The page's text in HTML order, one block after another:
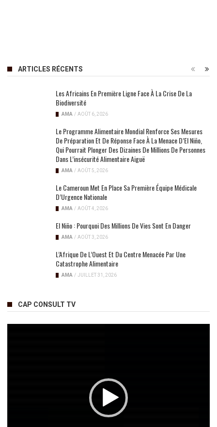
ARTICLES RÉCENTS
Les Africains En Première Ligne Face À La Crise De La
Biodiversité
AMA / AOÛT 6, 2026
Le Programme Alimentaire Mondial Renforce Ses Mesures
De Préparation Et De Réponse Face À La Menace D’El Niño,
Qui Pourrait Plonger Des Dizaines De Millions De Personnes
Dans L’insécurité Alimentaire Aiguë
AMA / AOÛT 5, 2026
Le Cameroun Met En Place Sa Première Équipe Médicale
D’Urgence Nationale
AMA / AOÛT 4, 2026
El Niño : Pourquoi Des Millions De Vies Sont En Danger
AMA / AOÛT 3, 2026
L’Afrique De L’Ouest Et Du Centre Menacée Par Une
Catastrophe Alimentaire
AMA / JUILLET 31, 2026
CAP CONSULT TV